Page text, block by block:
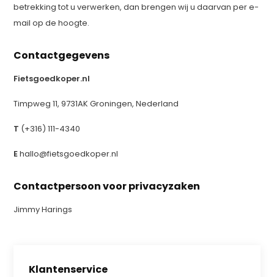
Klantenservice
betrekking tot u verwerken, dan brengen wij u daarvan per e-
mail op de hoogte.
Contactgegevens
Fietsgoedkoper.nl
Timpweg 11, 9731AK Groningen, Nederland
T (+316) 111-4340
Ehallo@fietsgoedkoper.nl
Contactpersoon voor privacyzaken
Jimmy Harings